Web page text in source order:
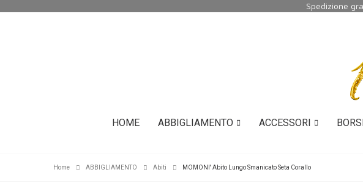
Spedizione
HOME ABBIGLIAMENTO ACCESSORI
Home ABBIGLIAMENTO Abiti MOMONI' Abito Lungo Smanicato Seta Corallo